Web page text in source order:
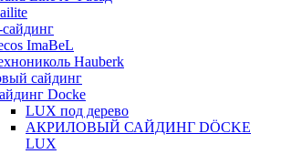
ImaBeL
Hauberk
сайдинг
Docke
LUX под дерево
АКРИЛОВЫЙ САЙДИНГ DÖCKE
LUX